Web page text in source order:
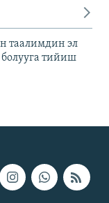
таалимдин эл
тийиш